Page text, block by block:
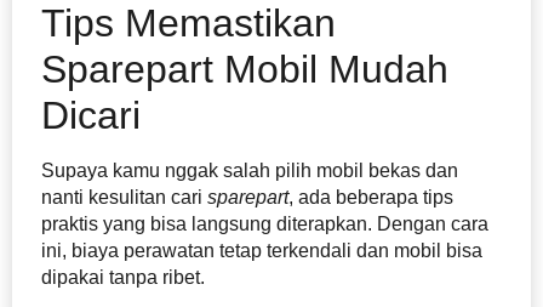
Tips Memastikan
Sparepart Mobil Mudah
Dicari
Supaya kamu nggak salah pilih mobil bekas dan
nanti kesulitan cari sparepart, ada beberapa tips
praktis yang bisa langsung diterapkan. Dengan cara
ini, biaya perawatan tetap terkendali dan mobil bisa
dipakai tanpa ribet.